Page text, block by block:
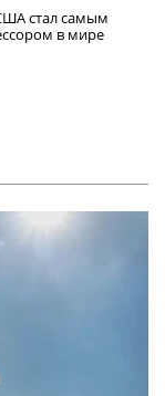
стал самым
в мире